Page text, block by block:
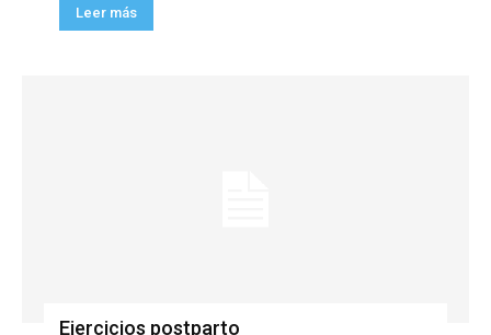
Leer más
Ejercicios postparto